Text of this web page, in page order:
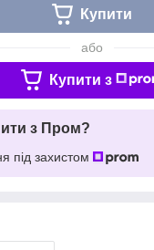
Купити
або
Купити з
з Пром?
під захистом